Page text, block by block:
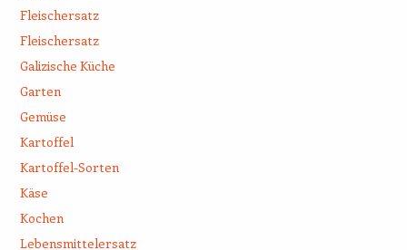
Fleischersatz
Fleischersatz
Galizische Küche
Garten
Gemüse
Kartoffel
Kartoffel-Sorten
Käse
Kochen
Lebensmittelersatz